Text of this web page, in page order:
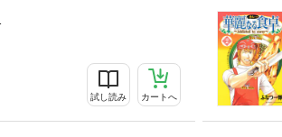
試し読み カートへ